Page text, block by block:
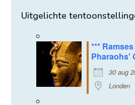
Uitgelichte
***
Pharaohs'
30 aug
Londen